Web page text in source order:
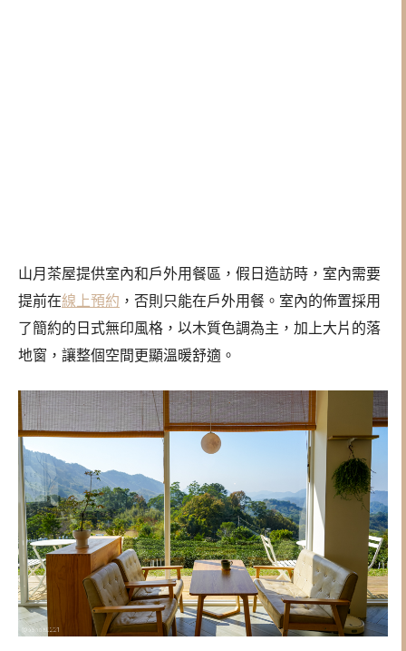
山月茶屋提供室內和戶外用餐區，假日造訪時，室內需要
提前在線上預約 ，否則只能在戶外用餐。室內的佈置採用
了簡約的日式無印風格，以木質色調為主，加上大片的落
地窗，讓整個空間更顯溫暖舒適。